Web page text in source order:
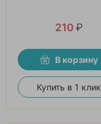
210 ₽
В корзину
Купить в 1 клик